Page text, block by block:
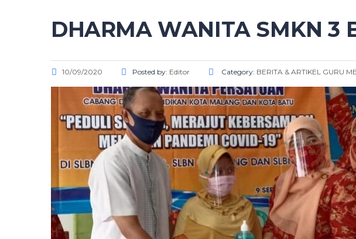
DHARMA WANITA SMKN 3
10/09/2020 Posted by: Editor Category: BERITA & ARTIKEL GURU